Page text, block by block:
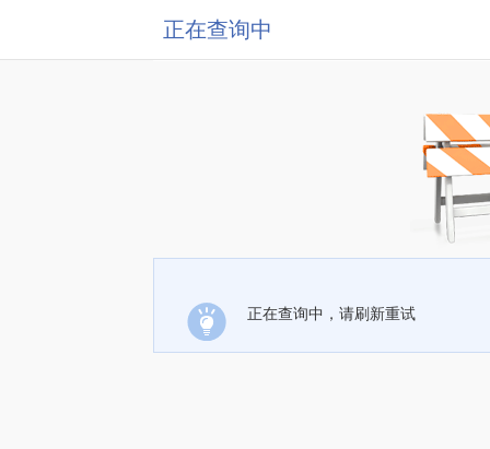
正在查询中
正在查询中，请刷新重试